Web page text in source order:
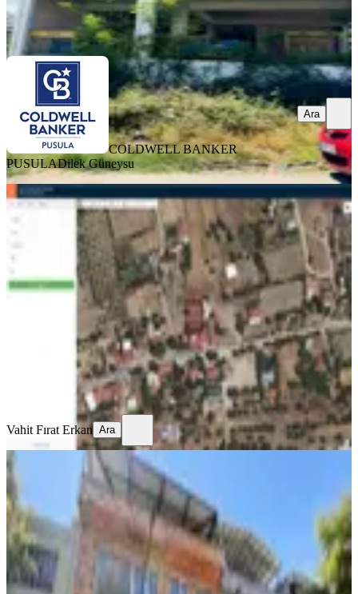
COLDWELL BANKER PUSULA Dilek Güneysu
Ara
COLDWELL BANKER
PUSULADilek Güneysu
Ara
Kalkan Sarıbelen'in Merkezinde, Ana
Yola Sıfır, 888m2 Arsa Ve İçinde
Ticari İşletme
Antalya, Kaş
400 m²
01.08.2026
19.900.000 ₺
Vahit Fırat Erkan
Vahit Fırat Erkan Ara
KREDİYE
UYGUN
Anadolu Mah.tekstilciler Bölgesinde
Komple Satılık Ticari Bina.
Bursa, Yıldırım
1 Oda· 601 m² ·31.07.2026
20.300.000 ₺